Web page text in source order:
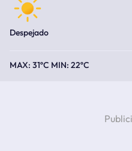
Despejado
31ºC 22ºC